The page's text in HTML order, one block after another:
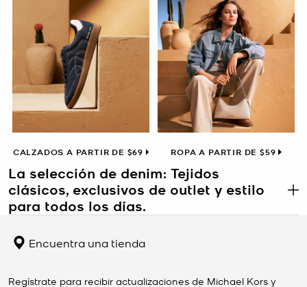
CALZADOS A PARTIR DE $69 ROPA A PARTIR DE $59
La selección de denim: Tejidos
clásicos, exclusivos de outlet y estilo
para todos los días.
básicas confeccionadas con uno de los materiales más
emblemáticos de la moda. Desde chaquetas de denim y jeans de
outlet combinan estructura y comodidad para poder llevarlos en
Encuentra una tienda
Regístrate para recibir actualizaciones de Michael Kors y